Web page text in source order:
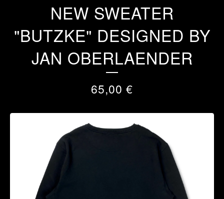
NEW SWEATER
"BUTZKE" DESIGNED BY
JAN OBERLAENDER
65,00 €